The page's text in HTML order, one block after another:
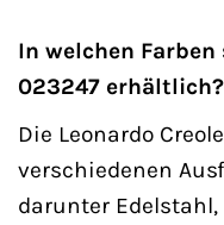
In welchen
023247 erhältlich?
Die Leonardo
verschiedenen
darunter